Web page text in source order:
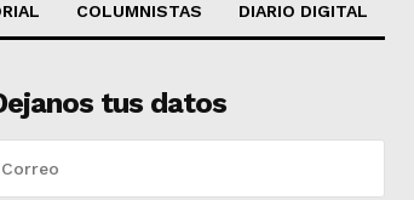
COLUMNISTAS DIARIO DIGITAL
tus datos